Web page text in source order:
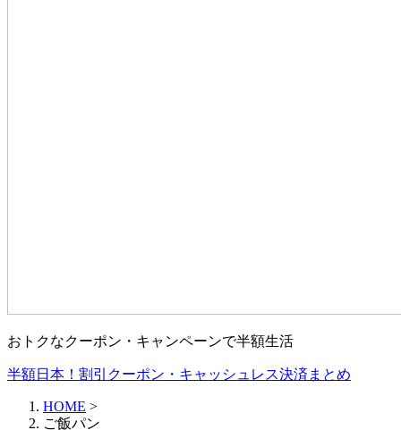
おトクなクーポン・キャンペーンで半額生活
半額日本！割引クーポン・キャッシュレス決済まとめ
HOME >
ご飯パン